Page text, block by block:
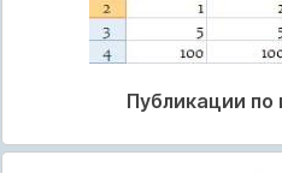
Публикации